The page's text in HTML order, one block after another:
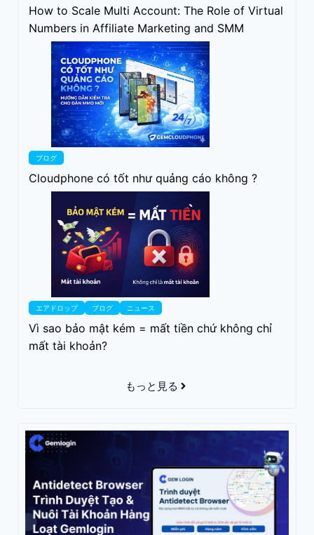
How to Scale Multi Account: The Role of Virtual
Numbers in Affiliate Marketing and SMM
ブログ
Cloudphone có tốt như quảng cáo không ?
エアドロップ ブログ ニュース
Vì sao bảo mật kém = mất tiền chứ không chỉ
mất tài khoản?
もっと見る